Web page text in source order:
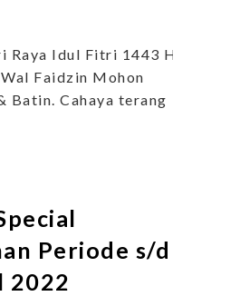
Raya Idul Fitri 1443 H
Faidzin Mohon
Batin. Cahaya terang
Periode s/d
2022